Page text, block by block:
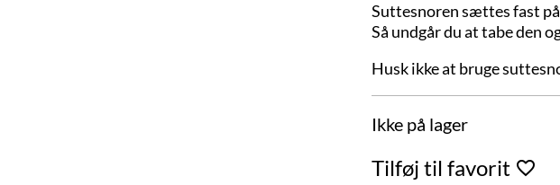
Suttesnoren sættes fast
Så undgår du at tabe den
Husk ikke at bruge
Ikke på lager
Tilføj til favorit